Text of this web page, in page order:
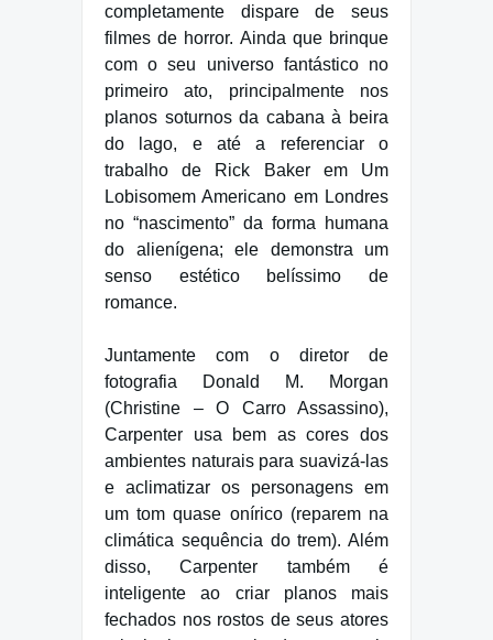
completamente dispare de seus
filmes de horror. Ainda que brinque
com o seu universo fantástico no
primeiro ato, principalmente nos
planos soturnos da cabana à beira
do lago, e até a referenciar o
trabalho de Rick Baker em Um
Lobisomem Americano em Londres
no “nascimento” da forma humana
do alienígena; ele demonstra um
senso estético belíssimo de
romance.
Juntamente com o diretor de
fotografia Donald M. Morgan
(Christine – O Carro Assassino),
Carpenter usa bem as cores dos
ambientes naturais para suavizá-las
e aclimatizar os personagens em
um tom quase onírico (reparem na
climática sequência do trem). Além
disso, Carpenter também é
inteligente ao criar planos mais
fechados nos rostos de seus atores